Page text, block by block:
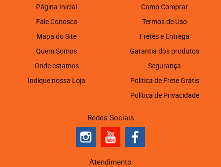
Página Inicial
Fale Conosco
Mapa do Site
Quem Somos
Onde estamos
Indique nossa Loja
Como Comprar
Termos de Uso
Fretes e Entrega
Garantia dos produtos
Segurança
Politica de Frete Grátis
Política de Privacidade
Redes Sociais
Atendimento